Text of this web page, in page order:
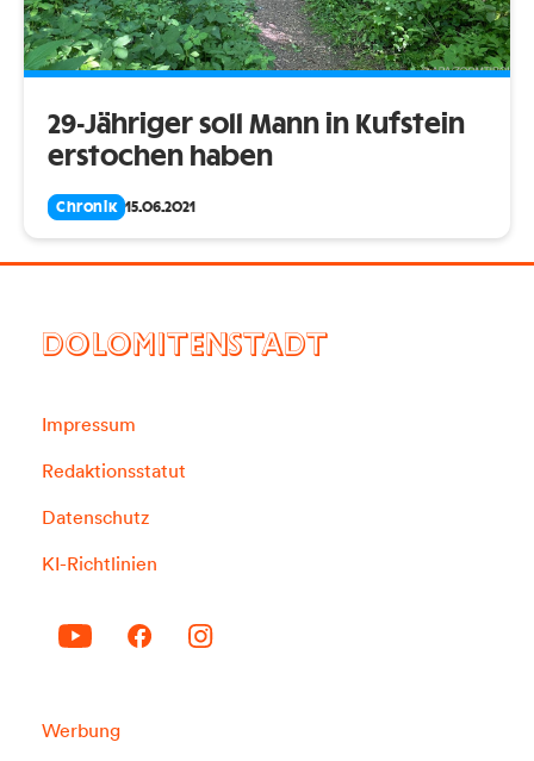
29-Jähriger soll Mann in Kufstein
erstochen haben
Chronik 15.06.2021
DOLOMITENSTADT
Impressum
Redaktionsstatut
Datenschutz
KI-Richtlinien
Werbung